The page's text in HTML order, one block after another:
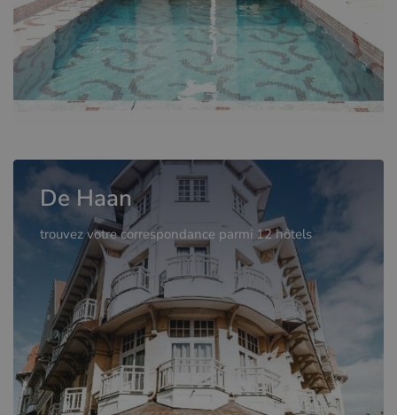
De Haan
trouvez votre correspondance parmi 12 hôtels